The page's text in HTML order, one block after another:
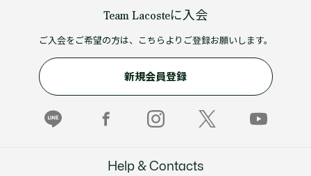
Team Lacosteに入会
ご入会をご希望の方は、こちらよりご登録お願いします。
新規会員登録
Help & Contacts